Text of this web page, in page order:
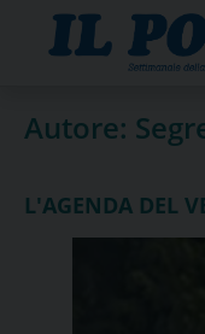
Autore:
L'AGENDA DEL